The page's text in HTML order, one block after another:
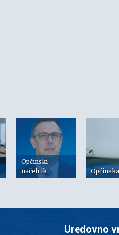
Općinski
načelnik
Uredovno